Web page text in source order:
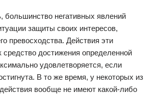
большинство негативных явлений
защиты своих интересов,
превосходства. Действия эти
средство достижения определенной
удовлетворяется, если
В то же время, у некоторых из
вообще не имеют какой-либо